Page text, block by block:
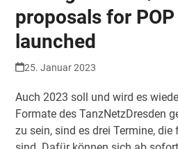
proposals for
launched
25. Januar 2023
Auch 2023 soll und wird es
Formate des TanzNetzDresden
zu sein, sind es drei Termine,